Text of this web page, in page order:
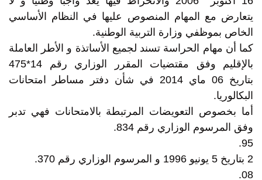
يتعارض مع المهام المنصوص عليها في النظام الأساسي
الخاص بموظفي وزارة التربية الوطنية.
كما أن مهام الحراسة تسند لجميع الأساتذة و الأطر العاملة
بالإقليم وفق مقتضيات المقرر الوزاري رقم 14*475
بتاريخ 06 ماي 2014 في شأن دفتر مساطر امتحانات
البكالوريا.
أما بخصوص التعويضات المرتبطة بالامتحانات فهي تدبر
وفق المرسوم الوزاري رقم 834.
95.
2 بتاريخ 5 يونيو 1996 و المرسوم الوزاري رقم 370.
08.